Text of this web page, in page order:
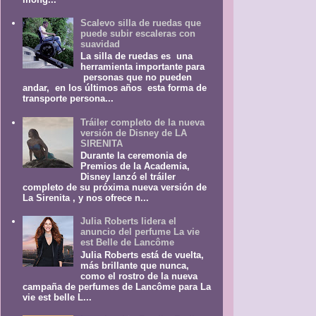
Scalevo silla de ruedas que
puede subir escaleras con
suavidad
La silla de ruedas es una
herramienta importante para
personas que no pueden
andar, en los últimos años esta forma de
transporte persona...
Tráiler completo de la nueva
versión de Disney de LA
SIRENITA
Durante la ceremonia de
Premios de la Academia,
Disney lanzó el tráiler
completo de su próxima nueva versión de
La Sirenita , y nos ofrece n...
Julia Roberts lidera el
anuncio del perfume La vie
est Belle de Lancôme
Julia Roberts está de vuelta,
más brillante que nunca,
como el rostro de la nueva
campaña de perfumes de Lancôme para La
vie est belle L...